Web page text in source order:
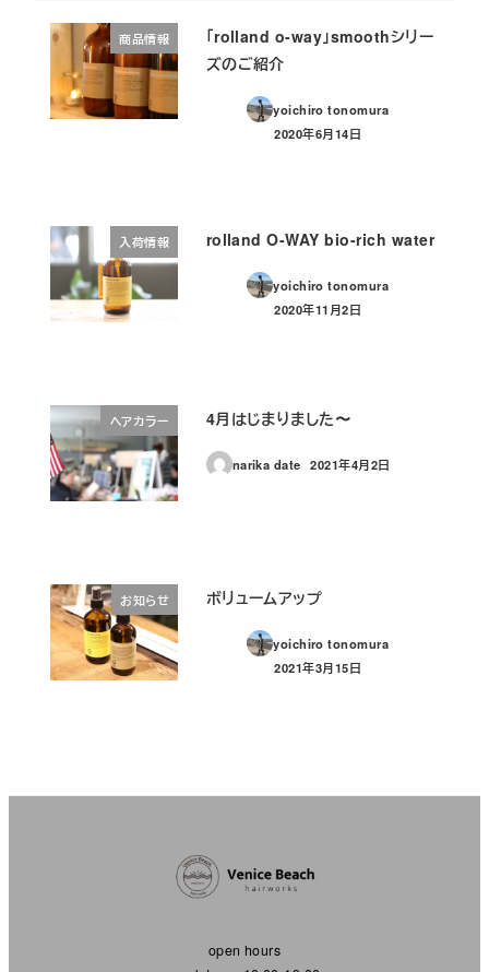
商品情報
「rolland o-way」smoothシリー
ズのご紹介
yoichiro tonomura
投稿日
2020年6月14日
入荷情報 rolland O-WAY bio-rich water
yoichiro tonomura
投稿日
2020年11月2日
ヘアカラー 4月はじまりました〜
narika date
投稿日
2021年4月2日
お知らせ ボリュームアップ
yoichiro tonomura
投稿日
2021年3月15日
open hours